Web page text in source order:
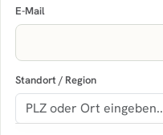
E-Mail
Standort / Region